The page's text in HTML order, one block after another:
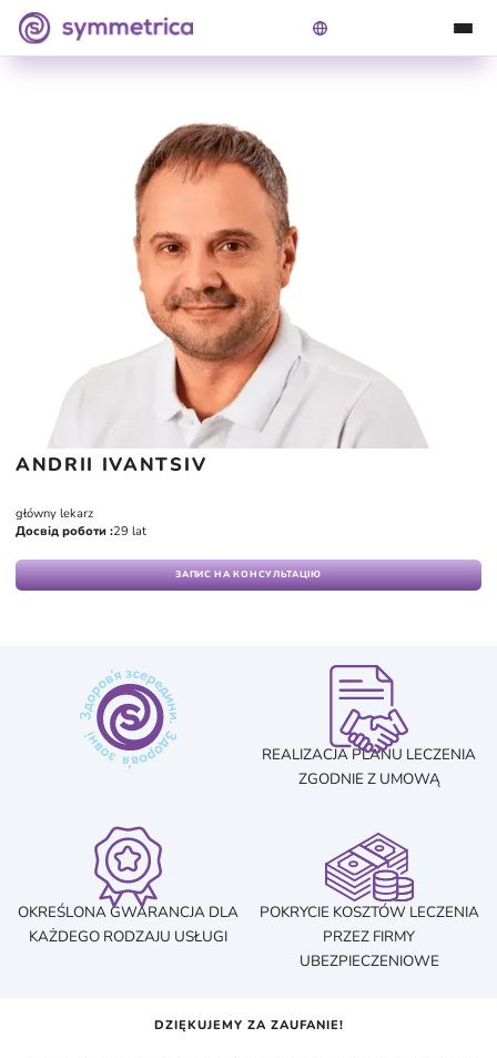
Симетрика > Наші лікарі > Andrii Ivantsiv
ANDRII IVANTSIV
główny lekarz
Досвід роботи :29 lat
ЗАПИС НА КОНСУЛЬТАЦІЮ
REALIZACJA PLANU LECZENIA
ZGODNIE Z UMOWĄ
OKREŚLONA GWARANCJA DLA
KAŻDEGO RODZAJU USŁUGI
POKRYCIE KOSZTÓW LECZENIA
PRZEZ FIRMY
UBEZPIECZENIOWE
DZIĘKUJEMY ZA ZAUFANIE!